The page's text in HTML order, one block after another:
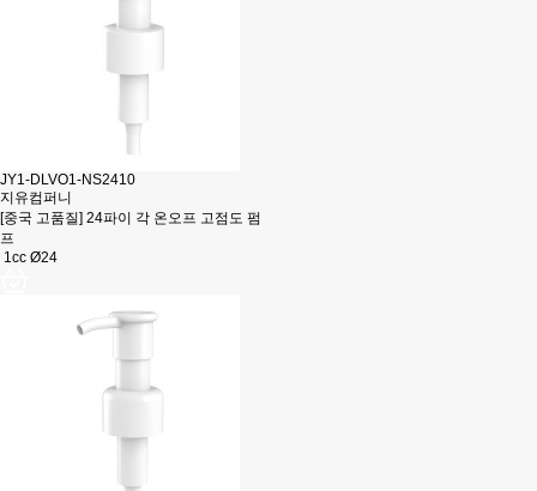
JY1-DLVO1-NS2410
지유컴퍼니
[중국 고품질] 24파이 각 온오프 고점도 펌
프
1cc Ø24